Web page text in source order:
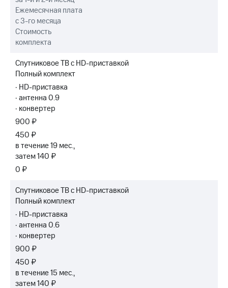
карту
Перейти
на
eSIM
и подписки
МТС
Premium
Подписка
на гигабайты
музыка
и многое
группа
Скидка
на тарифы,
общие
подписки
к геолокации
на тарифы,
общие
подписки
и услуги,
доступ
Сертификаты
безопасности
Всё
под
Посмотрите,
в нашем
приложении
КИОН
КИОН
КИОН
Строки
Ежемесячная плата
с 3-го месяца
Стоимость
комплекта
Спутниковое ТВ с HD-приставкой
Полный комплект
· HD-приставка
· антенна 0.9
· конвертер
900 ₽
450 ₽
в течение 19 мес.,
затем 140 ₽
0 ₽
Спутниковое ТВ с HD-приставкой
Полный комплект
· HD-приставка
· антенна 0.6
· конвертер
900 ₽
450 ₽
в течение 15 мес.,
затем 140 ₽